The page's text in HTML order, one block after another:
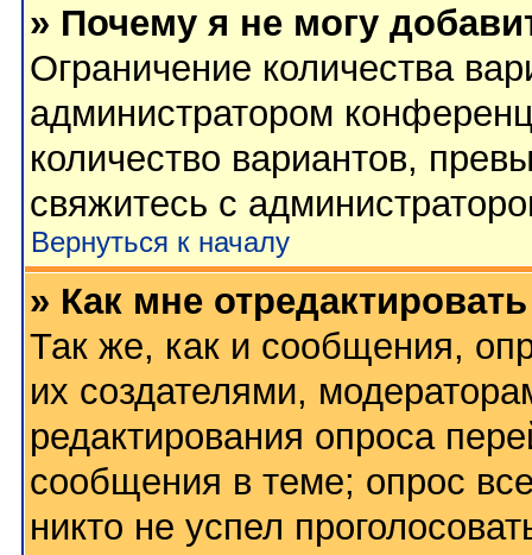
» Почему я не могу
Ограничение количества
администратором
количество вариантов,
свяжитесь с
Вернуться к началу
» Как мне
Так же, как и сообщения,
их создателями,
редактирования опроса
сообщения в теме; опрос
никто не успел